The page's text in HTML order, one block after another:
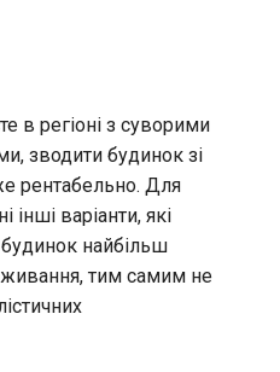
в регіоні з суворими
зводити будинок зі
рентабельно. Для
інші варіанти, які
найбільш
тим самим не